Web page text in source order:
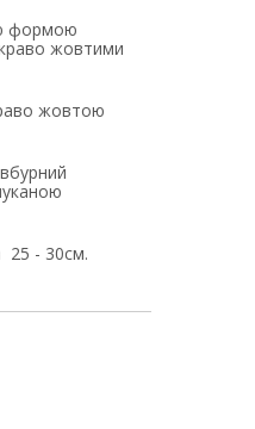
формою
жовтими
жовтою
25 - 30см.